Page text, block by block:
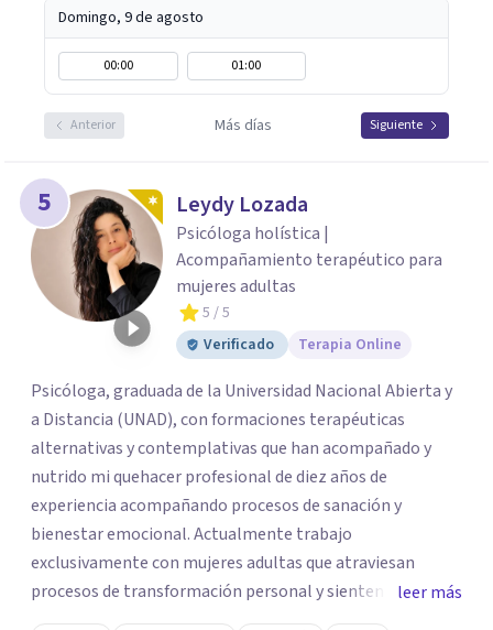
Domingo, 9 de agosto
00:00 01:00
Anterior Más días Siguiente
5 Leydy Lozada
Psicóloga holística |
Acompañamiento terapéutico para
mujeres adultas
5 / 5
Verificado
Terapia Online
Psicóloga, graduada de la Universidad Nacional Abierta y
a Distancia (UNAD), con formaciones terapéuticas
alternativas y contemplativas que han acompañado y
nutrido mi quehacer profesional de diez años de
experiencia acompañando procesos de sanación y
bienestar emocional. Actualmente trabajo
exclusivamente con mujeres adultas que atraviesan
procesos de transformación personal y sienten la
necesidad de tomar una pausa para reconectar consigo
leer más